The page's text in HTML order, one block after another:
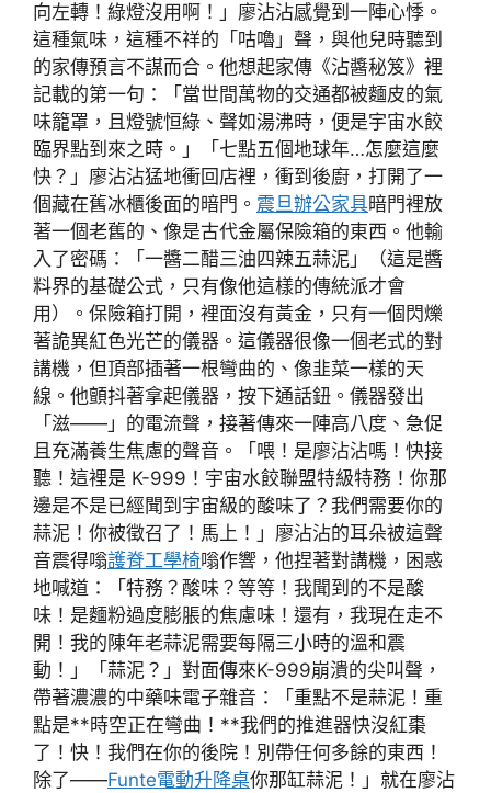
向左轉！綠燈沒用啊！」廖沾沾感覺到一陣心悸。
這種氣味，這種不祥的「咕嚕」聲，與他兒時聽到
的家傳預言不謀而合。他想起家傳《沾醬秘笈》裡
記載的第一句：「當世間萬物的交通都被麵皮的氣
味籠罩，且燈號恒綠、聲如湯沸時，便是宇宙水餃
臨界點到來之時。」「七點五個地球年…怎麼這麼
快？」廖沾沾猛地衝回店裡，衝到後廚，打開了一
個藏在舊冰櫃後面的暗門。 震旦辦公家具暗門裡放
著一個老舊的、像是古代金屬保險箱的東西。他輸
入了密碼：「一醬二醋三油四辣五蒜泥」（這是醬
料界的基礎公式，只有像他這樣的傳統派才會
用）。保險箱打開，裡面沒有黃金，只有一個閃爍
著詭異紅色光芒的儀器。這儀器很像一個老式的對
講機，但頂部插著一根彎曲的、像韭菜一樣的天
線。他顫抖著拿起儀器，按下通話鈕。儀器發出
「滋——」的電流聲，接著傳來一陣高八度、急促
且充滿養生焦慮的聲音。「喂！是廖沾沾嗎！快接
聽！這裡是 K-999！宇宙水餃聯盟特級特務！你那
邊是不是已經聞到宇宙級的酸味了？我們需要你的
蒜泥！你被徵召了！馬上！」廖沾沾的耳朵被這聲
音震得嗡護脊工學椅嗡作響，他捏著對講機，困惑
地喊道：「特務？酸味？等等！我聞到的不是酸
味！是麵粉過度膨脹的焦慮味！還有，我現在走不
開！我的陳年老蒜泥需要每隔三小時的溫和震
動！」「蒜泥？」對面傳來K-999崩潰的尖叫聲，
帶著濃濃的中藥味電子雜音：「重點不是蒜泥！重
點是**時空正在彎曲！**我們的推進器快沒紅棗
了！快！我們在你的後院！別帶任何多餘的東西！
除了——Funte電動升降桌你那缸蒜泥！」就在廖沾